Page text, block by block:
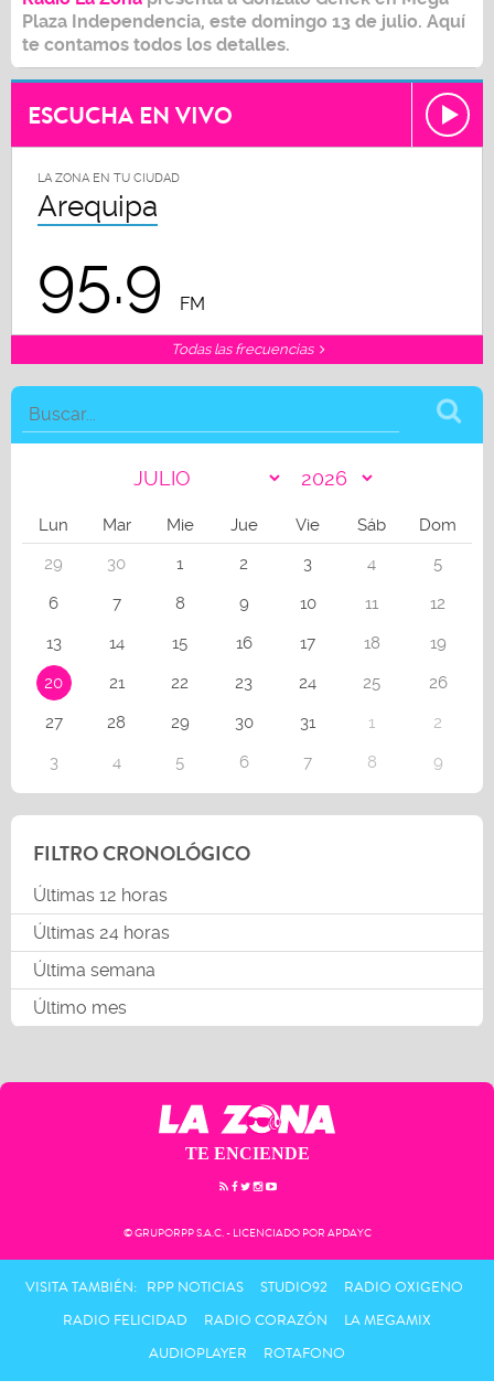
Plaza Independencia, este domingo 13 de julio. Aquí
te contamos todos los detalles.
ESCUCHA EN VIVO
LA ZONA EN TU CIUDAD
Arequipa
95.9 FM
Todas las frecuencias
Lun Mar Mie Jue Vie Sáb
Dom
29
30 1 2 3 4
5
6
7 8 9 10 11
12
13
14 15 16 17 18
19
20
21 22 23 24 25
26
27
28 29 30 31 1
2
3
4 5 6 7 8 9
FILTRO CRONOLÓGICO
Últimas 12 horas
Últimas 24 horas
Última semana
Último mes
TE ENCIENDE
© GRUPORPP S.A.C. - LICENCIADO POR APDAYC
VISITA TAMBIÉN: RPP NOTICIAS STUDIO92
RADIO OXIGENO
RADIO FELICIDAD
RADIO CORAZÓN
LA MEGAMIX
AUDIOPLAYER
ROTAFONO